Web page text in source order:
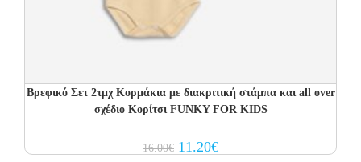
Βρεφικό Σετ 2τμχ Κορμάκια με διακριτική στάμπα και all over
σχέδιο Κορίτσι FUNKY FOR KIDS
16.00€ Original
price
11.20€Current
price